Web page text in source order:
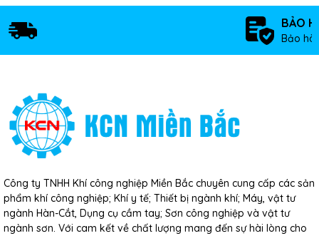
BẢO
Bảo
Công ty TNHH Khí công nghiệp Miền Bắc chuyên cung cấp các sản
phẩm khí công nghiệp; Khí y tế; Thiết bị ngành khí; Máy, vật tư
ngành Hàn-Cắt, Dụng cụ cầm tay; Sơn công nghiệp và vật tư
ngành sơn. Với cam kết về chất lượng mang đến sự hài lòng cho